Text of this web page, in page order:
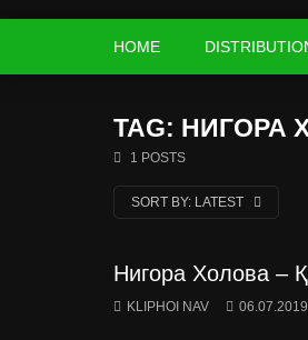
HOME
TAG: НИГОРА
1 POSTS
SORT BY: LATEST
Нигора Холова –
KLIPHOI NAV 06.07.2019